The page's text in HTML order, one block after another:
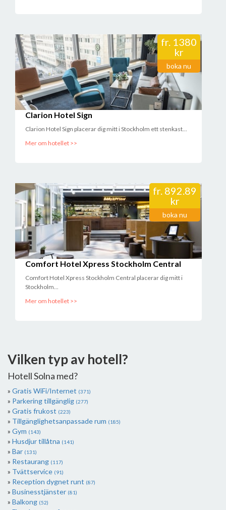
fr. 1380
kr
boka nu
Clarion Hotel Sign
Clarion Hotel Sign placerar dig mitt i Stockholm ett stenkast...
Mer om hotellet >>
fr. 892.89
kr
boka nu
Comfort Hotel Xpress Stockholm Central
Comfort Hotel Xpress Stockholm Central placerar dig mitt i
Stockholm...
Mer om hotellet >>
Vilken typ av hotell?
Hotell Solna med?
Gratis WiFi/Internet (371)
Parkering tillgänglig (277)
Gratis frukost (223)
Tillgänglighetsanpassade rum (185)
Gym (143)
Husdjur tillåtna (141)
Bar (131)
Restaurang (117)
Tvättservice (91)
Reception dygnet runt (87)
Businesstjänster (81)
Balkong (52)